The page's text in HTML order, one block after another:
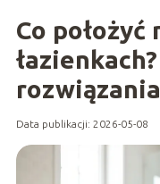
Co
rozwiązania
Data publikacji: 2026-05-08